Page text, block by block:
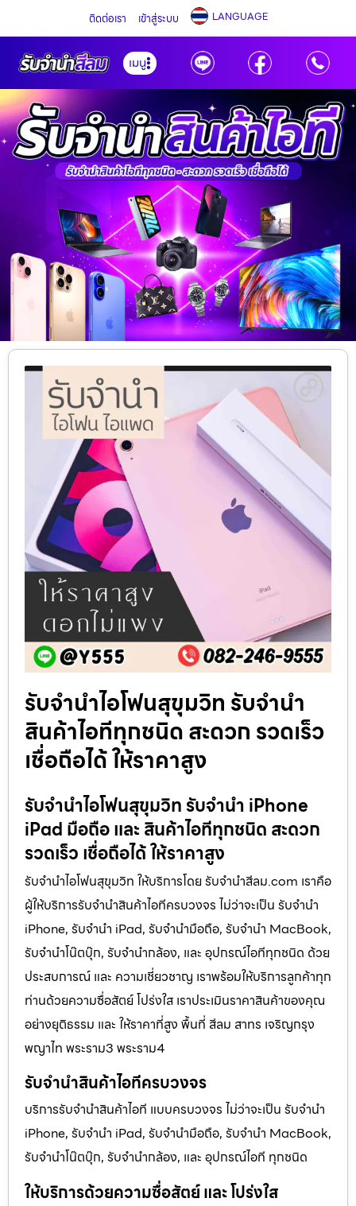
ติดต่อเรา เข้าสู่ระบบ LANGUAGE
เมนู
รับจำนำไอโฟนสุขุมวิท รับจำนำ
สินค้าไอทีทุกชนิด สะดวก รวดเร็ว
เชื่อถือได้ ให้ราคาสูง
รับจำนำไอโฟนสุขุมวิท รับจำนำ iPhone
iPad มือถือ และ สินค้าไอทีทุกชนิด สะดวก
รวดเร็ว เชื่อถือได้ ให้ราคาสูง
รับจำนำไอโฟนสุขุมวิท ให้บริการโดย รับจํานําสีลม.com เราคือ
ผู้ให้บริการรับจำนำสินค้าไอทีครบวงจร ไม่ว่าจะเป็น รับจำนำ
iPhone, รับจำนำ iPad, รับจำนำมือถือ, รับจำนำ MacBook,
รับจำนำโน๊ตบุ๊ก, รับจำนำกล้อง, และ อุปกรณ์ไอทีทุกชนิด ด้วย
ประสบการณ์ และ ความเชี่ยวชาญ เราพร้อมให้บริการลูกค้าทุก
ท่านด้วยความซื่อสัตย์ โปร่งใส เราประเมินราคาสินค้าของคุณ
อย่างยุติธรรม และ ให้ราคาที่สูง พื้นที่ สีลม สาทร เจริญกรุง
พญาไท พระราม3 พระราม4
รับจำนำสินค้าไอทีครบวงจร
บริการรับจำนำสินค้าไอที แบบครบวงจร ไม่ว่าจะเป็น รับจำนำ
iPhone, รับจำนำ iPad, รับจำนำมือถือ, รับจำนำ MacBook,
รับจำนำโน๊ตบุ๊ก, รับจำนำกล้อง, และ อุปกรณ์ไอที ทุกชนิด
ให้บริการด้วยความซื่อสัตย์ และ โปร่งใส